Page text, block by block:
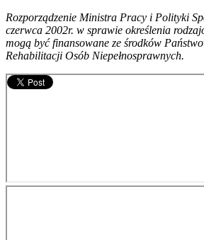
Rozporządzenie Ministra Pracy i Polityki
czerwca 2002r. w sprawie określenia
mogą być finansowane ze środków
Rehabilitacji Osób Niepełnosprawnych.